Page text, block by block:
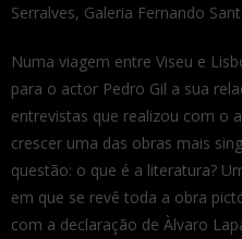
Serralves, Galeria Fernando
Numa viagem entre Viseu e
para o actor Pedro Gil a sua
entrevistas que realizou com o
crescer uma das obras mais
questão: o que é a literatura?
em que se revê toda a obra
com a declaração de Àlvaro